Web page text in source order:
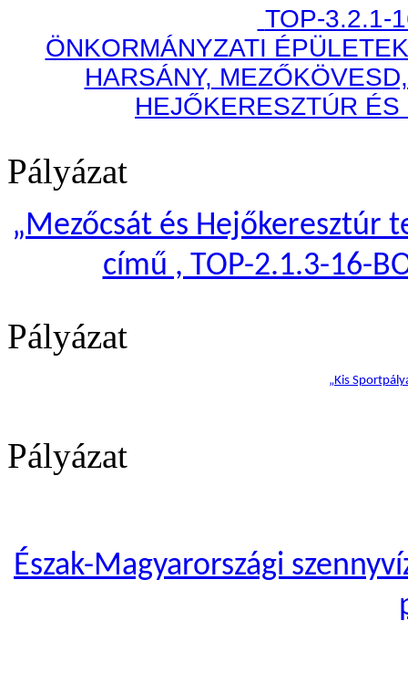
TOP-3.2.1-
ÖNKORMÁNYZATI
HARSÁNY,
HEJŐKERESZTÚR
Pályázat
„Mezőcsát és Hejőkeresztúr
című , TOP-2.1.3-16-
Pályázat
„Kis
Pályázat
Észak-Magyarországi